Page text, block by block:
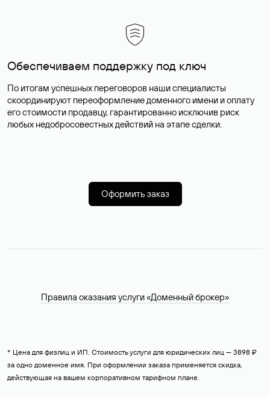
Обеспечиваем поддержку под ключ
По итогам успешных переговоров наши специалисты
скоординируют переоформление доменного имени и оплату
его стоимости продавцу, гарантированно исключив риск
любых недобросовестных действий на этапе сделки.
Оформить заказ
Правила оказания услуги «Доменный брокер»
* Цена для физлиц и ИП. Стоимость услуги для юридических лиц — 3898 ₽
за одно доменное имя. При оформлении заказа применяется скидка,
действующая на вашем корпоративном тарифном плане.